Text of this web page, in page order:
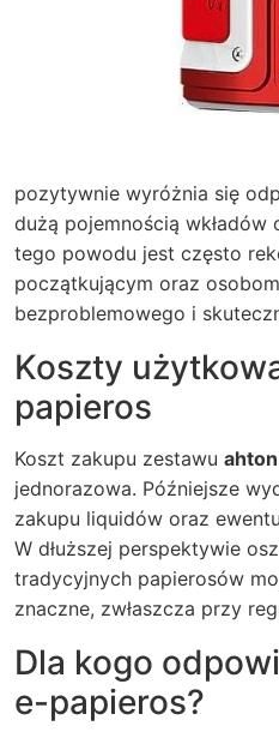
pozytywnie wyróżnia się
dużą pojemnością wkładów
tego powodu jest często
początkującym oraz
bezproblemowego i
Koszty
papieros
Koszt zakupu zestawu
jednorazowa. Późniejsze
zakupu liquidów oraz
W dłuższej perspektywie
tradycyjnych papierosów
znaczne, zwłaszcza przy
Dla kogo
e-papieros?